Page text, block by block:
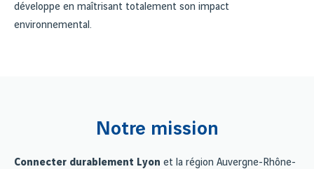
développe en maîtrisant totalement son impact
environnemental.
Notre mission
Connecter durablement Lyon et la région Auvergne-Rhône-